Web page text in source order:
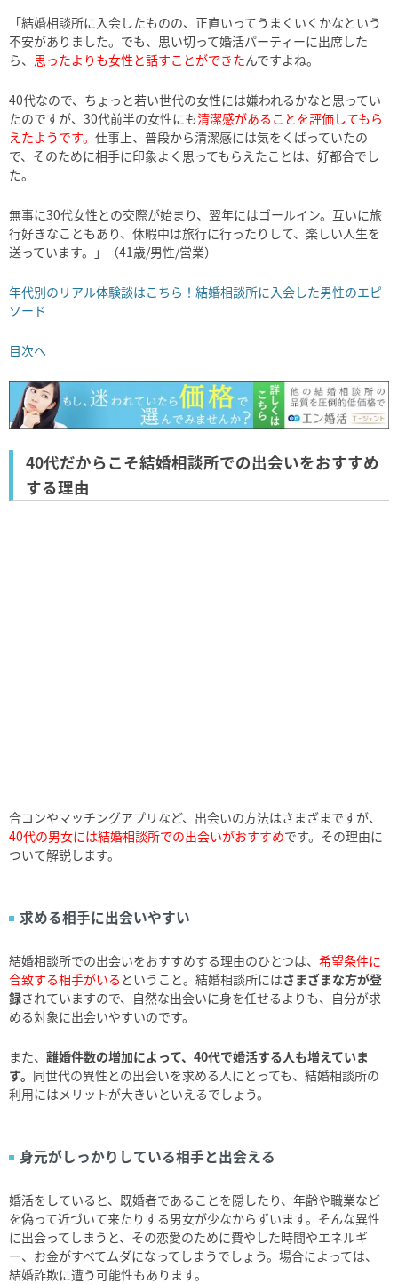
「結婚相談所に入会したものの、正直いってうまくいくかなという
不安がありました。でも、思い切って婚活パーティーに出席した
ら、 思ったよりも女性と話すことができたんですよね。
40代なので、ちょっと若い世代の女性には嫌われるかなと思ってい
たのですが、30代前半の女性にも清潔感があることを評価してもら
えたようです。 仕事上、普段から清潔感には気をくばっていたの
で、そのために相手に印象よく思ってもらえたことは、好都合でし
た。
無事に30代女性との交際が始まり、翌年にはゴールイン。互いに旅
行好きなこともあり、休暇中は旅行に行ったりして、楽しい人生を
送っています。」（41歳/男性/営業）
年代別のリアル体験談はこちら！結婚相談所に入会した男性のエピ
ソード
目次へ
40代だからこそ結婚相談所での出会いをおすすめ
する理由
合コンやマッチングアプリなど、出会いの方法はさまざまですが、
40代の男女には結婚相談所での出会いがおすすめです。その理由に
ついて解説します。
求める相手に出会いやすい
結婚相談所での出会いをおすすめする理由のひとつは、 希望条件に
合致する相手がいる ということ。結婚相談所にはさまざまな方が登
録されていますので、自然な出会いに身を任せるよりも、自分が求
める対象に出会いやすいのです。
また、 離婚件数の増加によって、40代で婚活する人も増えていま
す。 同世代の異性との出会いを求める人にとっても、結婚相談所の
利用にはメリットが大きいといえるでしょう。
身元がしっかりしている相手と出会える
婚活をしていると、既婚者であることを隠したり、年齢や職業など
を偽って近づいて来たりする男女が少なからずいます。そんな異性
に出会ってしまうと、その恋愛のために費やした時間やエネルギ
ー、お金がすべてムダになってしまうでしょう。場合によっては、
結婚詐欺に遭う可能性もあります。